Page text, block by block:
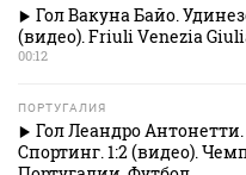
Гол Вакуна Байо.
(видео). Friuli Venezia
00:12
ПОРТУГАЛИЯ
Гол Леандро
Спортинг. 1:2 (видео).